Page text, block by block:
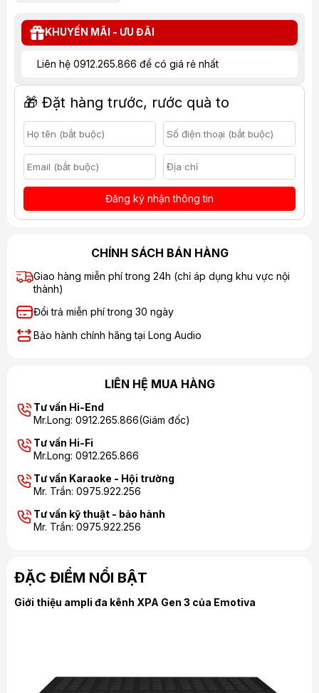
KHUYẾN MÃI - ƯU ĐÃI
Liên hệ 0912.265.866 để có giá rẻ nhất
🎁 Đặt hàng trước, rước quà to
Đăng ký nhận thông tin
CHÍNH SÁCH BÁN HÀNG
Giao hàng miễn phí trong 24h (chỉ áp dụng khu vực nội
thành)
Đổi trả miễn phí trong 30 ngày
Bảo hành chính hãng tại Long Audio
LIÊN HỆ MUA HÀNG
Tư vấn Hi-End
Mr.Long: 0912.265.866(Giám đốc)
Tư vấn Hi-Fi
Mr.Long: 0912.265.866
Tư vấn Karaoke - Hội trường
Mr. Trần: 0975.922.256
Tư vấn kỹ thuật - bảo hành
Mr. Trần: 0975.922.256
ĐẶC ĐIỂM NỔI BẬT
Giới thiệu ampli đa kênh XPA Gen 3 của Emotiva